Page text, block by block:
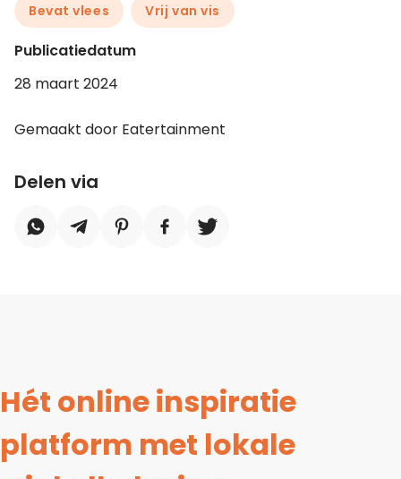
Bevat vlees Vrij van vis
Publicatiedatum
28 maart 2024
Gemaakt door Eatertainment
Delen via
Hét online inspiratie
platform met lokale